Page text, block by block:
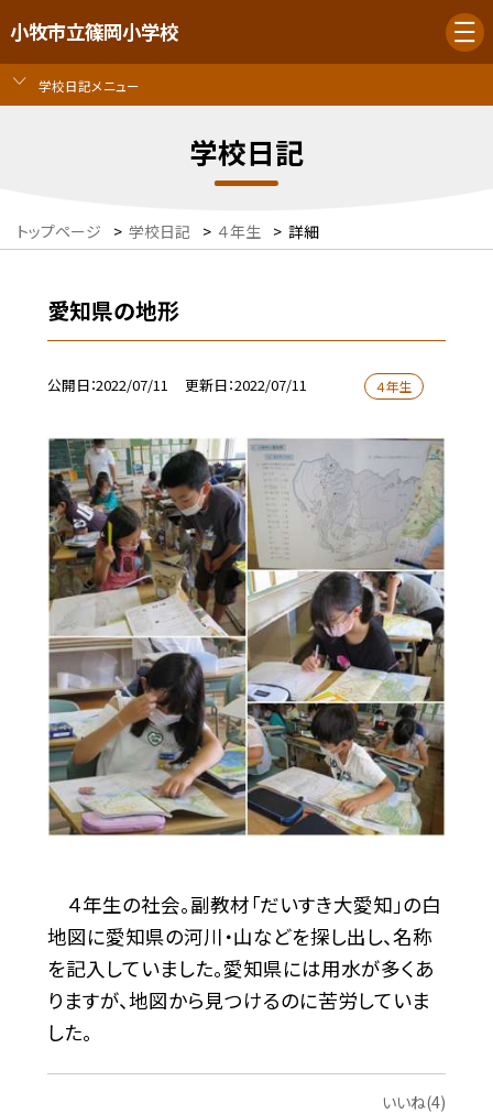
小牧市立篠岡小学校
学校日記メニュー
学校日記
トップページ > 学校日記 > ４年生 > 詳細
愛知県の地形
公開日 2022/07/11 更新日 2022/07/11 ４年生
４年生の社会。副教材「だいすき大愛知」の白
地図に愛知県の河川・山などを探し出し、名称
を記入していました。愛知県には用水が多くあ
りますが、地図から見つけるのに苦労していま
した。
いいね(4)